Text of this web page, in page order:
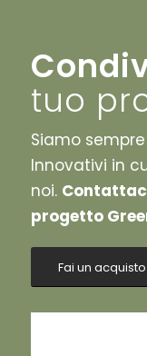
tuo
Siamo
Innovativi in
noi.
progetto
Fai un acquisto